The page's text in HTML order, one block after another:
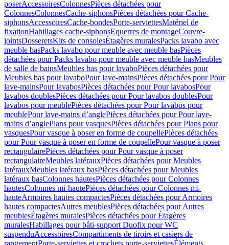
poserAccessoiresColonnesPièces détachées pour
ColonnesColonnesCache-siphonsPièces détachées pour Cache-
siphonsAccessoiresCache-bondesPorte-serviettesMatériel de
fixationHabillages cache-siphonsEquerres de montageCouvre-
jointsDosseretsKits de consolesÉtagères muralesPacks lavabo avec
meuble basPacks lavabo pour meuble avec meuble basPièces
détachées pour Packs lavabo pour meuble avec meuble basMeubles
de salle de bainsMeubles bas pour lavaboPièces détachées pour
Meubles bas pour lavaboPour lave-mainsPièces détachées pour Pour
lave-mainsPour lavabosPièces détachées pour Pour lavabosPour
lavabos doublesPièces détachées pour Pour lavabos doublesPour
lavabos pour meublePièces détachées pour Pour lavabos pour
meublePour lave-mains d’anglePièces détachées pour Pour lave-
mains d’anglePlans pour vasquesPièces détachées pour Plans pour
vasquesPour vasque à poser en forme de coupellePièces détachées
pour Pour vasque à poser en forme de coupellePour vasque à poser
rectangulairePièces détachées pour Pour vasque à poser
rectangulaireMeubles latérauxPièces détachées pour Meubles
latérauxMeubles latéraux basPièces détachées pour Meubles
latéraux basColonnes hautesPièces détachées pour Colonnes
hautesColonnes mi-hautePièces détachées pour Colonnes mi-
hauteArmoires hautes compactesPièces détachées pour Armoires
hautes compactesAutres meublesPièces détachées pour Autres
meublesÉtagères muralesPièces détachées pour Étagères
muralesHabillages pour bâti-support Duofix pour WC
suspenduAccessoiresCompartiments de tiroirs et casiers de
rangementPorte-serviettes et crochets porte-serviettesÉléments